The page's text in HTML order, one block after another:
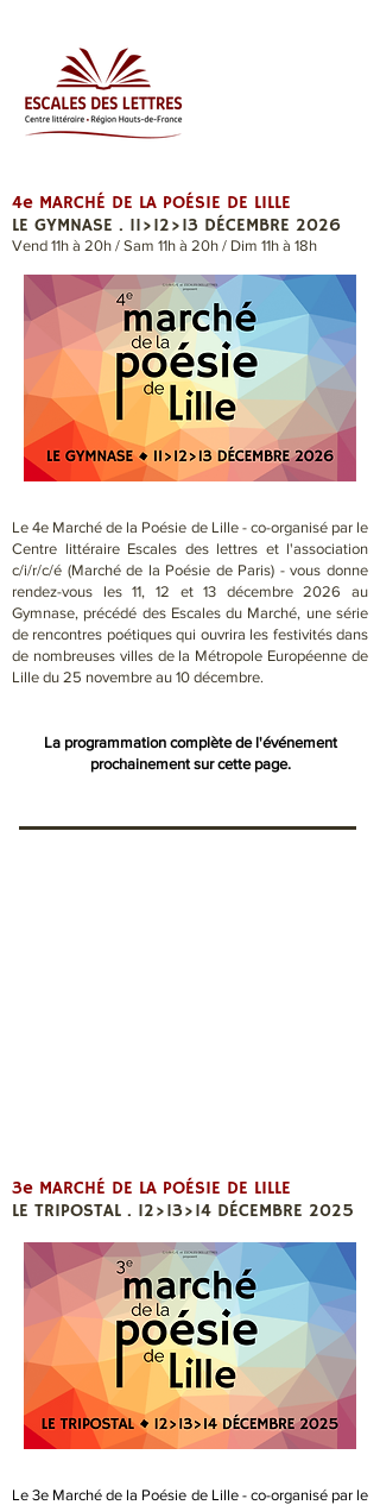
4e MARCHÉ DE LA POÉSIE DE LILLE
LE GYMNASE . 11>12>13 DÉCEMBRE 2026
Vend 11h à 20h / Sam 11h à 20h / Dim 11h à 18h
Le 4e Marché de la Poésie de Lille - co-organisé par le
Centre littéraire Escales des lettres et l'association
c/i/r/c/é (Marché de la Poésie de Paris) - vous donne
rendez-vous les 11, 12 et 13 décembre 2026 au
Gymnase, précédé des Escales du Marché, une série
de rencontres poétiques qui ouvrira les festivités dans
de nombreuses villes de la Métropole Européenne de
Lille du 25 novembre au 10 décembre.
La programmation complète de l'événement
prochainement sur cette page.
3e MARCHÉ DE LA POÉSIE DE LILLE
LE TRIPOSTAL . 12>13>14 DÉCEMBRE 2025
Le 3e Marché de la Poésie de Lille - co-organisé par le